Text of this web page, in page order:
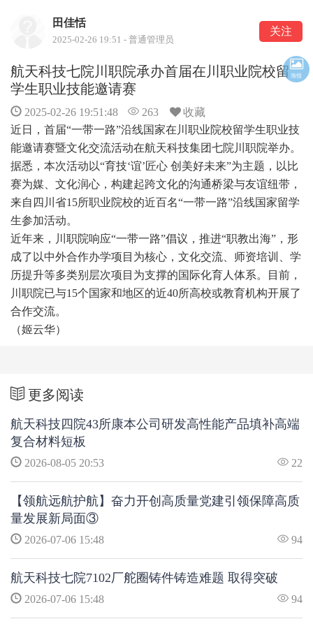
田佳恬
2025-02-26 19:51 - 普通管理员
关注
航天科技七院川职院承办首届在川职业院校留
学生职业技能邀请赛
2025-02-26 19:51:48 263
收藏
近日，首届“一带一路”沿线国家在川职业院校留学生职业技
能邀请赛暨文化交流活动在航天科技集团七院川职院举办。
据悉，本次活动以“育技‘谊’匠心 创美好未来”为主题，以比
赛为媒、文化润心，构建起跨文化的沟通桥梁与友谊纽带，
来自四川省15所职业院校的近百名“一带一路”沿线国家留学
生参加活动。
近年来，川职院响应“一带一路”倡议，推进“职教出海”，形
成了以中外合作办学项目为核心，文化交流、师资培训、学
历提升等多类别层次项目为支撑的国际化育人体系。目前，
川职院已与15个国家和地区的近40所高校或教育机构开展了
合作交流。
（姬云华）
更多阅读
航天科技四院43所康本公司研发高性能产品填补高端
复合材料短板
2026-08-05 20:53 22
【领航远航护航】奋力开创高质量党建引领保障高质
量发展新局面③
2026-07-06 15:48 94
航天科技七院7102厂舵圈铸件铸造难题 取得突破
2026-07-06 15:48 94
海报